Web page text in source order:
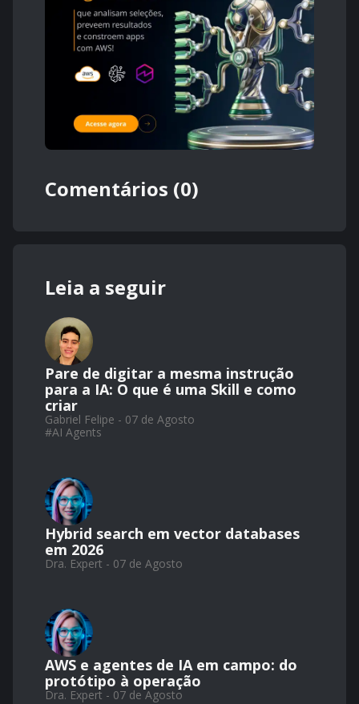
Comentários (0)
Leia a seguir
Pare de digitar a mesma instrução
para a IA: O que é uma Skill e como
criar
Gabriel Felipe - 07 de Agosto
#AI Agents
Hybrid search em vector databases
em 2026
Dra. Expert - 07 de Agosto
AWS e agentes de IA em campo: do
protótipo à operação
Dra. Expert - 07 de Agosto